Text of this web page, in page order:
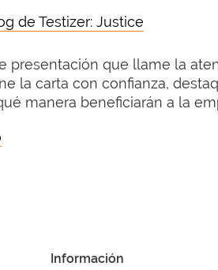
de Testizer: Justice
presentación que llame la
la carta con confianza,
manera beneficiarán a la
Información